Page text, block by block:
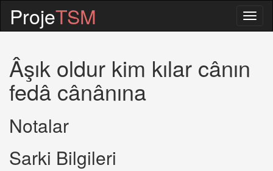
ProjeTSM
Âşık oldur kim kılar cânın
fedâ cânânına
Notalar
Sarki Bilgileri